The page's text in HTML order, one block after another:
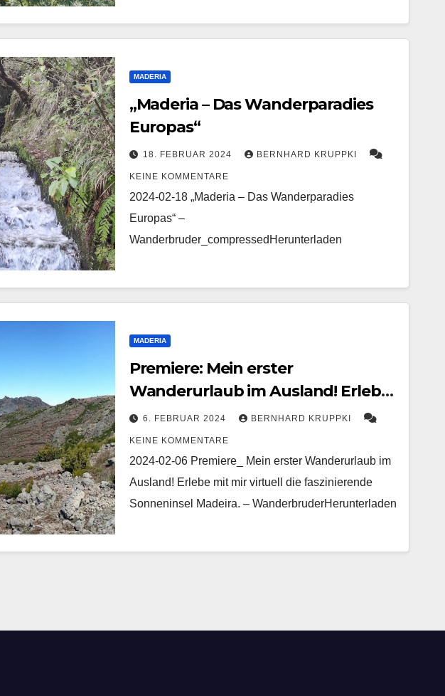
MADERIA
„Maderia – Das Wanderparadies
Europas“
18. FEBRUAR 2024 BERNHARD KRUPPKI
KEINE KOMMENTARE
2024-02-18 „Maderia – Das Wanderparadies
Europas“ –
Wanderbruder_compressedHerunterladen
MADERIA
Premiere: Mein erster
Wanderurlaub im Ausland! Erlebe
mit mir virtuell die faszinierende
Sonneninsel Madeira.
6. FEBRUAR 2024 BERNHARD KRUPPKI
KEINE KOMMENTARE
2024-02-06 Premiere_ Mein erster Wanderurlaub im
Ausland! Erlebe mit mir virtuell die faszinierende
Sonneninsel Madeira. – WanderbruderHerunterladen